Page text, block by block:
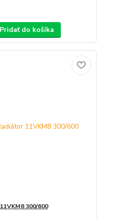
Pridať do košíka
300/600